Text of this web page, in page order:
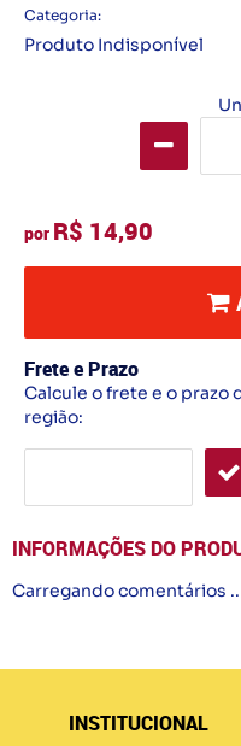
Categoria:
Produto Indisponível
por R$ 14,90
Frete e Prazo
Calcule o frete e o prazo
região:
INFORMAÇÕES DO
Carregando comentários
INSTITUCIONAL